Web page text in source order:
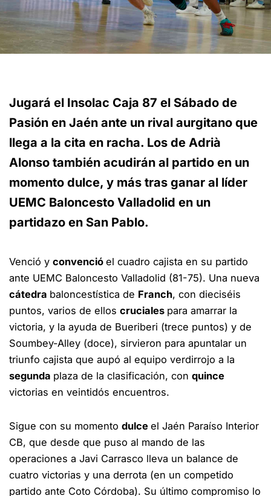
Jugará el Insolac Caja 87 el Sábado de
Pasión en Jaén ante un rival aurgitano que
llega a la cita en racha. Los de Adrià
Alonso también acudirán al partido en un
momento dulce, y más tras ganar al líder
UEMC Baloncesto Valladolid en un
partidazo en San Pablo.
Venció y convenció el cuadro cajista en su partido
ante UEMC Baloncesto Valladolid (81-75). Una nueva
cátedra baloncestística de Franch, con dieciséis
puntos, varios de ellos cruciales para amarrar la
victoria, y la ayuda de Bueriberi (trece puntos) y de
Soumbey-Alley (doce), sirvieron para apuntalar un
triunfo cajista que aupó al equipo verdirrojo a la
segunda plaza de la clasificación, con quince
victorias en veintidós encuentros.
Sigue con su momento dulce el Jaén Paraíso Interior
CB, que desde que puso al mando de las
operaciones a Javi Carrasco lleva un balance de
cuatro victorias y una derrota (en un competido
partido ante Coto Córdoba). Su último compromiso lo